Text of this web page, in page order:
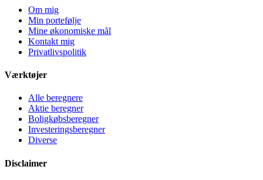
Om mig
Min portefølje
Mine økonomiske mål
Kontakt mig
Privatlivspolitik
Værktøjer
Alle beregnere
Aktie beregner
Boligkøbsberegner
Investeringsberegner
Diverse
Disclaimer